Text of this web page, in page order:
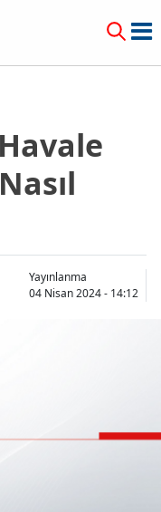
Yayınlanma
04 Nisan 2024 - 14:12